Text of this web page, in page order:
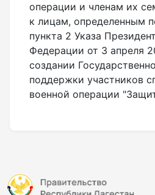
операции и членам их
к лицам, определенным
пункта 2 Указа
Федерации от 3 апреля
создании
поддержки участников
военной операции